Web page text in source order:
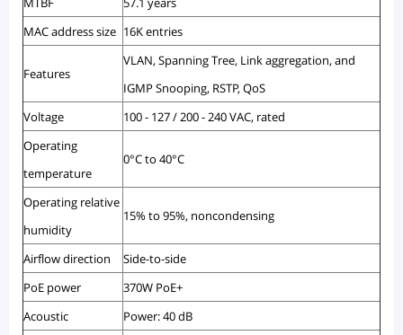
MAC address size 16K entries
Features
VLAN, Spanning Tree, Link aggregation, and
IGMP Snooping, RSTP, QoS
Voltage
100 - 127 / 200 - 240 VAC, rated
Operating
temperature
0°C to 40°C
Operating relative
humidity
15% to 95%, noncondensing
Airflow direction
Side-to-side
PoE power
370W PoE+
Acoustic
Power: 40 dB